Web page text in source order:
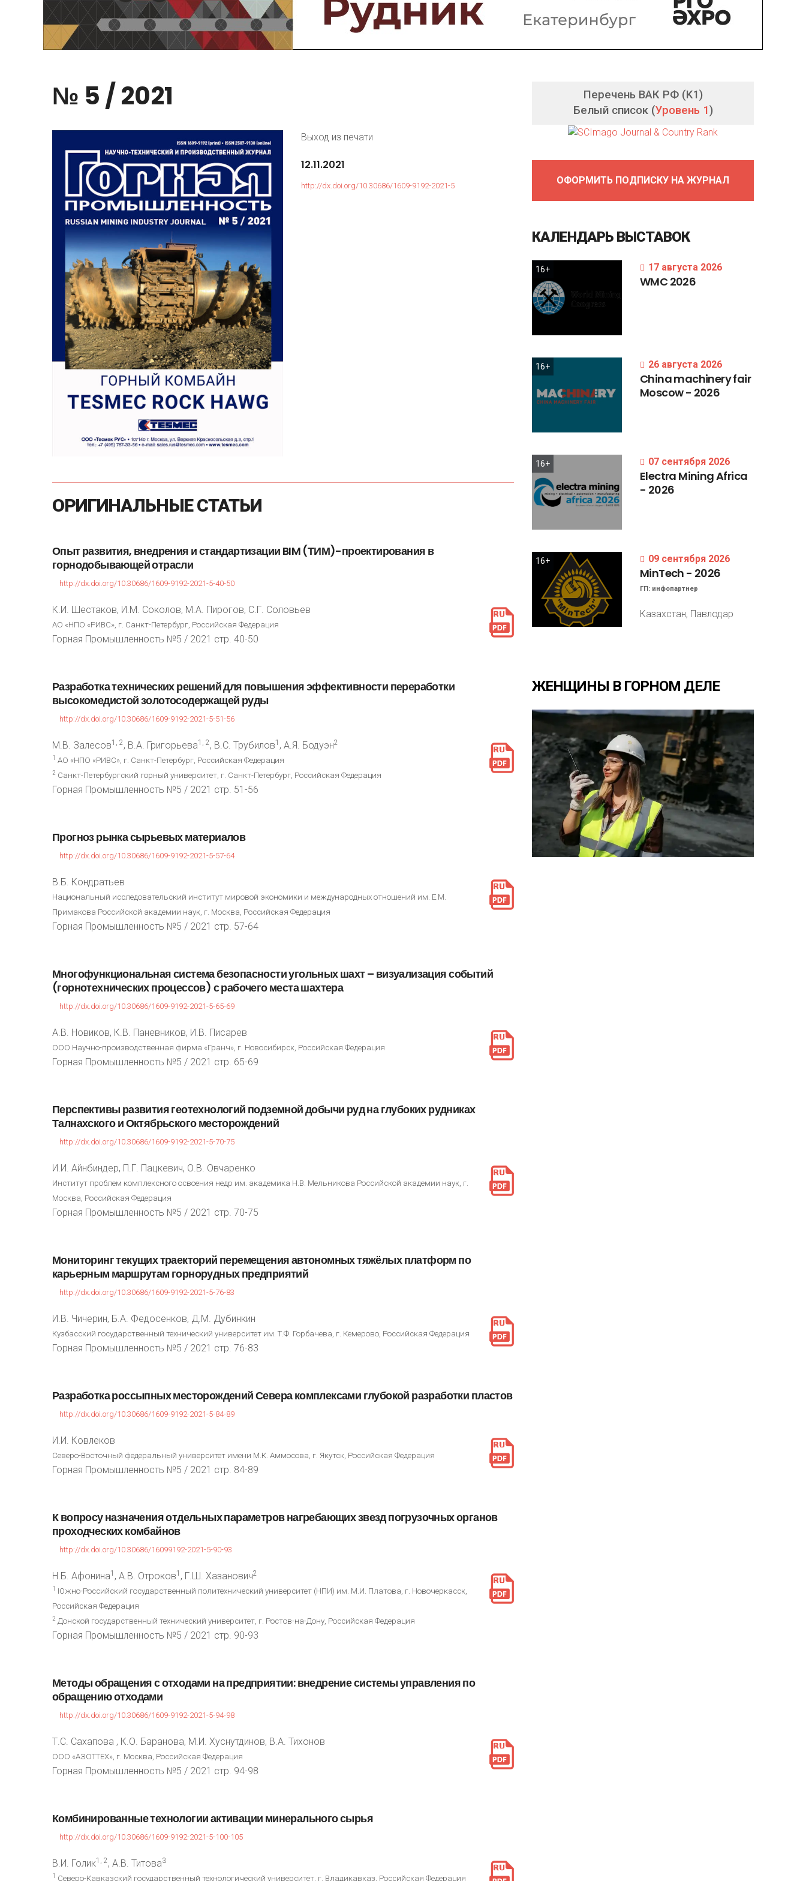
Предприятия и компании
Интервью
Выставки, Конференции
№ 5 /2021
Выход из печати
12.11.2021
http://dx.doi.org/10.30686/1609-9192-2021-5
ОРИГИНАЛЬНЫЕ СТАТЬИ
Опытразвития, внедрения истандартизации BIM (ТИМ)-проектирования в
горнодобывающейотрасли
http://dx.doi.org/10.30686/1609-9192-2021-5-40-50
К.И. Шестаков, И.М. Соколов, М.А. Пирогов, С.Г. Соловьев
АО «НПО «РИВС», г. Санкт-Петербург, Российская Федерация
Горная Промышленность №5 / 2021 стр. 40-50
Разработкатехническихрешенийдля повышенияэффективности переработки
высокомедистойзолотосодержащей руды
http://dx.doi.org/10.30686/1609-9192-2021-5-51-56
М.В. Залесов1, 2, В.А. Григорьева1, 2, В.С. Трубилов1 , А.Я. Бодуэн2
1 АО «НПО «РИВС», г. Санкт-Петербург, Российская Федерация
2 Санкт-Петербургский горный университет, г. Санкт-Петербург, Российская Федерация
Горная Промышленность №5 / 2021 стр. 51-56
Прогнозрынкасырьевыхматериалов
http://dx.doi.org/10.30686/1609-9192-2021-5-57-64
В.Б. Кондратьев
Национальный исследовательский институт мировой экономики и международных отношений им. Е.М.
Примакова Российской академии наук, г. Москва, Российская Федерация
Горная Промышленность №5 / 2021 стр. 57-64
Многофункциональнаясистемабезопасностиугольныхшахт– визуализациясобытий
(горнотехническихпроцессов) срабочегоместашахтера
http://dx.doi.org/10.30686/1609-9192-2021-5-65-69
А.В. Новиков, К.В. Паневников, И.В. Писарев
ООО Научно-производственная фирма «Гранч», г. Новосибирск, Российская Федерация
Горная Промышленность №5 / 2021 стр. 65-69
Перспективыразвитиягеотехнологий подземнойдобычи руднаглубокихрудниках
ТалнахскогоиОктябрьскогоместорождений
http://dx.doi.org/10.30686/1609-9192-2021-5-70-75
И.И. Айнбиндер, П.Г. Пацкевич, О.В. Овчаренко
Институт проблем комплексного освоения недр им. академика Н.В. Мельникова Российской академии наук, г.
Москва, Российская Федерация
Горная Промышленность №5 / 2021 стр. 70-75
Мониторингтекущихтраекторий перемещенияавтономныхтяжёлыхплатформ по
карьерным маршрутам горнорудныхпредприятий
http://dx.doi.org/10.30686/1609-9192-2021-5-76-83
И.В. Чичерин, Б.А. Федосенков, Д.М. Дубинкин
Кузбасский государственный технический университет им. Т.Ф. Горбачева, г. Кемерово, Российская Федерация
Горная Промышленность №5 / 2021 стр. 76-83
РазработкароссыпныхместорожденийСеверакомплексами глубокой разработки пластов
http://dx.doi.org/10.30686/1609-9192-2021-5-84-89
И.И. Ковлеков
Северо-Восточный федеральный университет имени М.К. Аммосова, г. Якутск, Российская Федерация
Горная Промышленность №5 / 2021 стр. 84-89
Квопросуназначенияотдельныхпараметровнагребающихзвездпогрузочныхорганов
проходческихкомбайнов
http://dx.doi.org/10.30686/16099192-2021-5-90-93
Н.Б. Афонина1 , А.В. Отроков1 , Г.Ш. Хазанович2
1
Южно-Российский государственный политехнический университет (НПИ) им. М.И. Платова, г. Новочеркасск,
Российская Федерация
2 Донской государственный технический университет, г. Ростов-на-Дону, Российская Федерация
Горная Промышленность №5 / 2021 стр. 90-93
Методыобращениясотходами напредприятии:внедрениесистемыуправленияпо
обращениюотходами
http://dx.doi.org/10.30686/1609-9192-2021-5-94-98
Т.С. Сахапова , К.О. Баранова, М.И. Хуснутдинов, В.А. Тихонов
ООО «АЗОТТЕХ», г. Москва, Российская Федерация
Горная Промышленность №5 / 2021 стр. 94-98
Комбинированныетехнологииактивации минеральногосырья
http://dx.doi.org/10.30686/1609-9192-2021-5-100-105
В.И. Голик1, 2, А.В. Титова3
1 Северо-Кавказский государственный технологический университет, г. Владикавказ, Российская Федерация
Перечень ВАК РФ (K1)
Белый список (Уровень 1)
ОФОРМИТЬ ПОДПИСКУ НА ЖУРНАЛ
КАЛЕНДАРЬ ВЫСТАВОК
16+ 17 августа 2026
WMC 2026
16+ 26 августа 2026
Chinamachineryfair
Moscow- 2026
16+ 07 сентября 2026
Electra MiningAfrica
- 2026
16+ 09 сентября 2026
MinTech - 2026
ГП: инфопартнер
Казахстан, Павлодар
ЖЕНЩИНЫ В ГОРНОМ ДЕЛЕ